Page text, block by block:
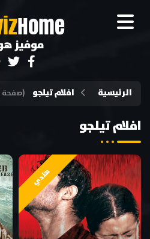
Home
موفيز
الرئيسية افلام تيلجو (صفحة 1)
افلام تيلجو
هندي